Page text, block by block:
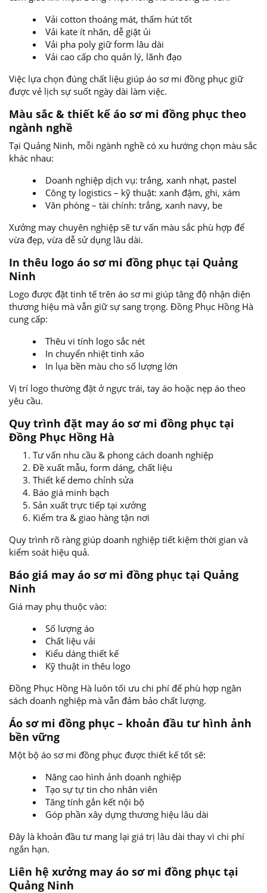
Vải cotton thoáng mát, thấm hút tốt
Vải kate ít nhăn, dễ giặt ủi
Vải pha poly giữ form lâu dài
Vải cao cấp cho quản lý, lãnh đạo
Việc lựa chọn đúng chất liệu giúp áo sơ mi đồng phục giữ
được vẻ lịch sự suốt ngày dài làm việc.
Màu sắc & thiết kế áo sơ mi đồng phục theo
ngành nghề
Tại Quảng Ninh, mỗi ngành nghề có xu hướng chọn màu sắc
khác nhau:
Doanh nghiệp dịch vụ: trắng, xanh nhạt, pastel
Công ty logistics – kỹ thuật: xanh đậm, ghi, xám
Văn phòng – tài chính: trắng, xanh navy, be
Xưởng may chuyên nghiệp sẽ tư vấn màu sắc phù hợp để
vừa đẹp, vừa dễ sử dụng lâu dài.
In thêu logo áo sơ mi đồng phục tại Quảng
Ninh
Logo được đặt tinh tế trên áo sơ mi giúp tăng độ nhận diện
thương hiệu mà vẫn giữ sự sang trọng. Đồng Phục Hồng Hà
cung cấp:
Thêu vi tính logo sắc nét
In chuyển nhiệt tinh xảo
In lụa bền màu cho số lượng lớn
Vị trí logo thường đặt ở ngực trái, tay áo hoặc nẹp áo theo
yêu cầu.
Quy trình đặt may áo sơ mi đồng phục tại
Đồng Phục Hồng Hà
Tư vấn nhu cầu & phong cách doanh nghiệp
Đề xuất mẫu, form dáng, chất liệu
Thiết kế demo chỉnh sửa
Báo giá minh bạch
Sản xuất trực tiếp tại xưởng
Kiểm tra & giao hàng tận nơi
Quy trình rõ ràng giúp doanh nghiệp tiết kiệm thời gian và
kiểm soát hiệu quả.
Báo giá may áo sơ mi đồng phục tại Quảng
Ninh
Giá may phụ thuộc vào:
Số lượng áo
Chất liệu vải
Kiểu dáng thiết kế
Kỹ thuật in thêu logo
Đồng Phục Hồng Hà luôn tối ưu chi phí để phù hợp ngân
sách doanh nghiệp mà vẫn đảm bảo chất lượng.
Áo sơ mi đồng phục – khoản đầu tư hình ảnh
bền vững
Một bộ áo sơ mi đồng phục được thiết kế tốt sẽ:
Nâng cao hình ảnh doanh nghiệp
Tạo sự tự tin cho nhân viên
Tăng tính gắn kết nội bộ
Góp phần xây dựng thương hiệu lâu dài
Đây là khoản đầu tư mang lại giá trị lâu dài thay vì chi phí
ngắn hạn.
Liên hệ xưởng may áo sơ mi đồng phục tại
Quảng Ninh